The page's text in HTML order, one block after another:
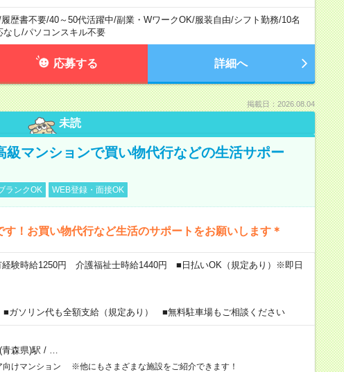
履歴書不要/40～50代活躍中/副業・WワークOK/服装自由/シフト勤務/10名
なし/パソコンスキル不要
応募する 詳細へ
掲載日：2026.08.04
未読
級マンションで買い物代行などの生活サポー
ランクOK WEB登録・面接OK
！お買い物代行など生活のサポートをお願いします＊
験時給1250円 介護福祉士時給1440円 ■日払いOK（規定あり）※即日
ガソリン代も全額支給（規定あり） ■無料駐車場もご相談ください
青森県)駅 /
向けマンション ※他にもさまざまな施設をご紹介できます！